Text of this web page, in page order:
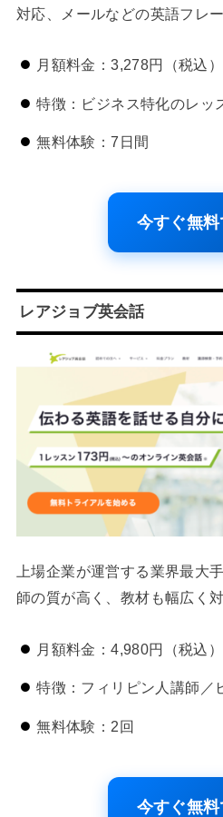
対応、メールなどの英語フレ
月額料金：3,278円（税込）
特徴：ビジネス特化のレッ
無料体験：7日間
今すぐ無
レアジョブ英会話
上場企業が運営する業界最大
師の質が高く、教材も幅広く
月額料金：4,980円（税込
特徴：フィリピン人講師／
無料体験：2回
今すぐ無